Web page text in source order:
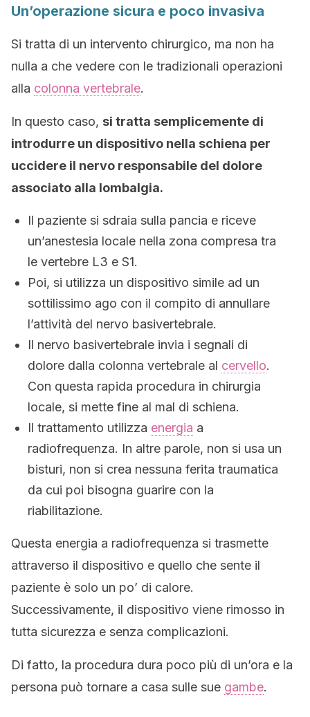
Un’operazione sicura e poco invasiva
Si tratta di un intervento chirurgico, ma non ha
nulla a che vedere con le tradizionali operazioni
alla colonna vertebrale.
In questo caso, si tratta semplicemente di
introdurre un dispositivo nella schiena per
uccidere il nervo responsabile del dolore
associato alla lombalgia.
Il paziente si sdraia sulla pancia e riceve
un’anestesia locale nella zona compresa tra
le vertebre L3 e S1.
Poi, si utilizza un dispositivo simile ad un
sottilissimo ago con il compito di annullare
l’attività del nervo basivertebrale.
Il nervo basivertebrale invia i segnali di
dolore dalla colonna vertebrale al cervello.
Con questa rapida procedura in chirurgia
locale, si mette fine al mal di schiena.
Il trattamento utilizza energia a
radiofrequenza. In altre parole, non si usa un
bisturi, non si crea nessuna ferita traumatica
da cui poi bisogna guarire con la
riabilitazione.
Questa energia a radiofrequenza si trasmette
attraverso il dispositivo e quello che sente il
paziente è solo un po’ di calore.
Successivamente, il dispositivo viene rimosso in
tutta sicurezza e senza complicazioni.
Di fatto, la procedura dura poco più di un’ora e la
persona può tornare a casa sulle sue gambe.